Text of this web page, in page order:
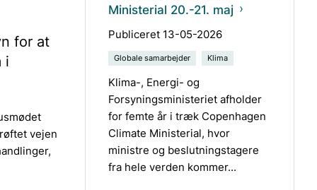
for at
i
vejen
Ministerial 20.-21. maj
Publiceret 13-05-2026
Globale samarbejder Klima
Klima-, Energi- og
Forsyningsministeriet afholder
for femte år i træk Copenhagen
Climate Ministerial, hvor
ministre og beslutningstagere
fra hele verden kommer...